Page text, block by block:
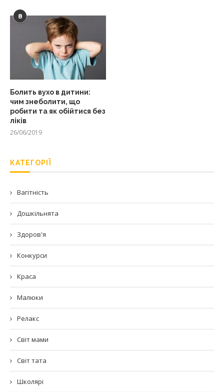
8
Болить вухо в дитини:
чим знеболити, що
робити та як обійтися без
ліків
26/06/2019
КАТЕГОРІЇ
Вагітність
Дошкільнята
Здоров'я
Конкурси
Краса
Малюки
Релакс
Світ мами
Світ тата
Школярі